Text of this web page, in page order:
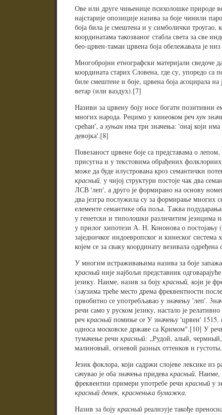
Ове или друге чињенице психолошке природе
најстарије опозиције назива за боје чинили
боја била је смештена и у симболички троугао,
координатама такозваног стабла света за све
бео-црвен-таман црвена боја обележавала је
Многобројни етнографски материјали сведоче
координата старих Словена, где су, упоредо са
биле смештене и боје, црвена боја асоцирала
ветар (или ваздух).[7]
Називи за црвену боју носе богати позитивни
многих народа. Рецимо у кинеоком реч хун
срећан', а хуњанима три значења: 'онај који
девојка'.[8]
Повезаност црвене боје са представама о
присугна и у текстовима обрађених
може да буде илустрована кроз семантички
красный, у чијој структури постоје чак два
ЛСВ 'леп', а друго је формирано на основу
два језгра послужила су за формирање многих
елементе семантике оба поља. Таква
у генетски и типолошки различитим језицима
у прилог хипотези А. Н. Кононова о постојању
заједничког индоевропског и кинеског система
којем се за сваку координату везивала
У многим истраживањима назива за боје запажа
красный није најбољи представник
језику. Наиме, назив за боју красный, који је
(заузима треће место дрема фреквентности
првобитно се употребљавао у значењу 'леп'.
речи само у руском језику, настало је
реч красный помиње се У значењу 'црвен'
односа московске државе са Кримом".[10] У
тумачење речи красный: „Рудой, алый,
малиновый, огневой разных оттенков и
Језик фоклора, који садржи слојеве лексике из
сачувао је оба значења придева красный. Наиме,
фреквентни примери употребе речи красный у
красный денек, красненька бумажка.
Назив за боју красный реализује такође